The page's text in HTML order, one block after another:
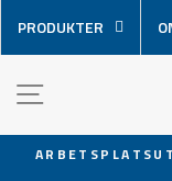
över
innehåll
PRODUKTER